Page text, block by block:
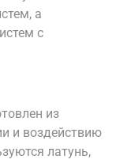
а
с
из
и воздействию
латунь,